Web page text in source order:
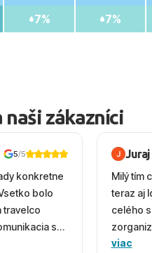
7%
7%
naši zákazníci
5/5
konkretne
bolo
travelco
s
napomocna.
Juraj
Milý tím
teraz aj
celého
viac